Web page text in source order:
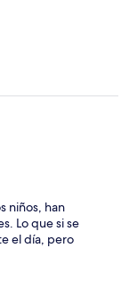
niños, han
Lo que si se
el día, pero